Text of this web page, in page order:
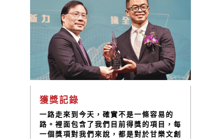
獲獎記錄
一路走來到今天，確實不是一條容易的
路。裡面包含了我們目前得獎的項目，每
一個獎項對我們來說，都是對於甘樂文創